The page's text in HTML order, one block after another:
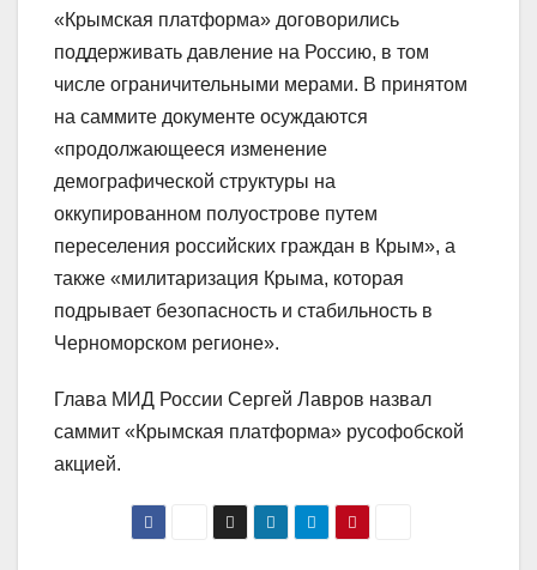
«Крымская платформа» договорились
поддерживать давление на Россию, в том
числе ограничительными мерами. В принятом
на саммите документе осуждаются
«продолжающееся изменение
демографической структуры на
оккупированном полуострове путем
переселения российских граждан в Крым», а
также «милитаризация Крыма, которая
подрывает безопасность и стабильность в
Черноморском регионе».
Глава МИД России Сергей Лавров назвал
саммит «Крымская платформа» русофобской
акцией.